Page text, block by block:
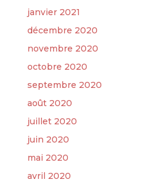
janvier 2021
décembre 2020
novembre 2020
octobre 2020
septembre 2020
août 2020
juillet 2020
juin 2020
mai 2020
avril 2020